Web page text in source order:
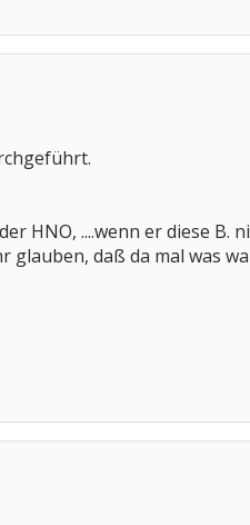
HNO, ....wenn er diese
glauben, daß da mal was